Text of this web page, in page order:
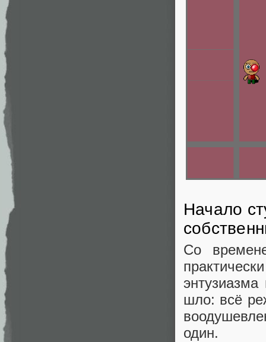
Начало
Со
шло: всё
один.